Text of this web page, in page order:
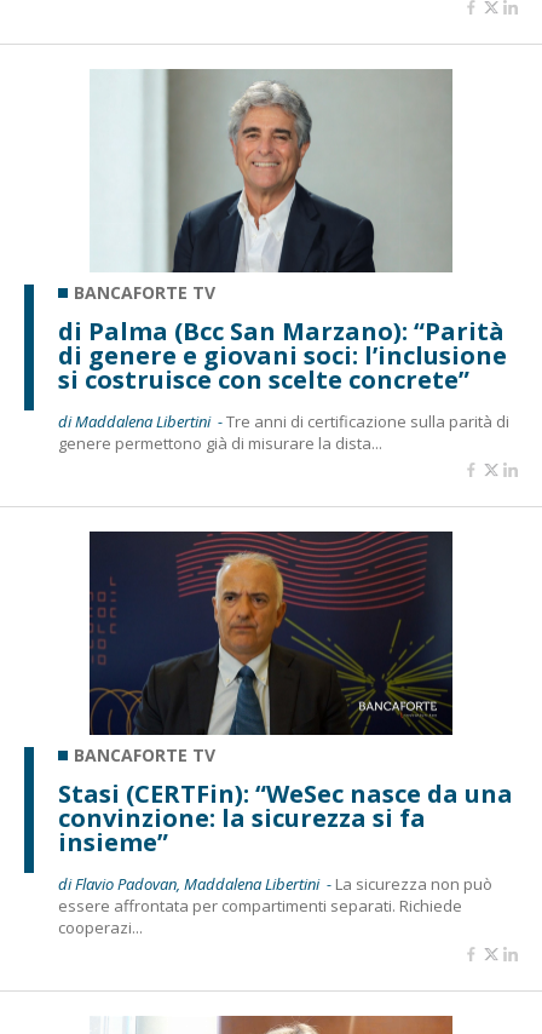
BANCAFORTE TV
di Palma (Bcc San Marzano): “Parità
di genere e giovani soci: l’inclusione
si costruisce con scelte concrete”
di Maddalena Libertini -Tre anni di certificazione sulla parità di
genere permettono già di misurare la dista...
BANCAFORTE TV
Stasi (CERTFin): “WeSec nasce da una
convinzione: la sicurezza si fa
insieme”
di Flavio Padovan, Maddalena Libertini - La sicurezza non può
essere affrontata per compartimenti separati. Richiede
cooperazi...